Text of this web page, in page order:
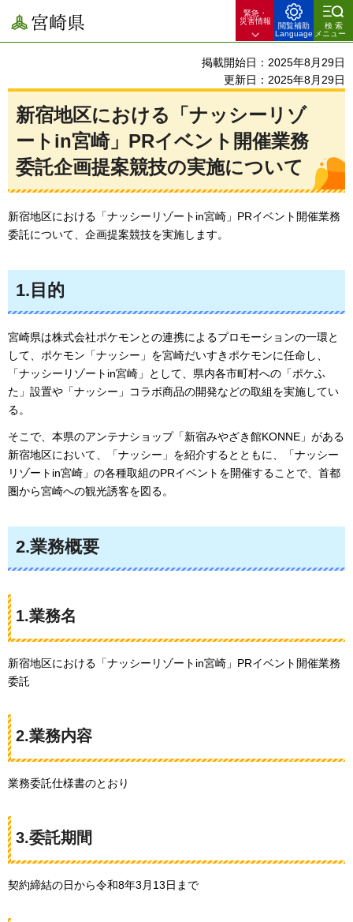
宮崎県
緊急・
災害情報
閲覧補助
Language
検索
メニュー
掲載開始日：2025年8月29日
更新日：2025年8月29日
新宿地区における「ナッシーリゾ
ートin宮崎」PRイベント開催業務
委託企画提案競技の実施について
新宿地区における「ナッシーリゾートin宮崎」PRイベント開催業務
委託について、企画提案競技を実施します。
1.目的
宮崎県は株式会社ポケモンとの連携によるプロモーションの一環と
して、ポケモン「ナッシー」を宮崎だいすきポケモンに任命し、
「ナッシーリゾートin宮崎」として、県内各市町村への「ポケふ
た」設置や「ナッシー」コラボ商品の開発などの取組を実施してい
る。
そこで、本県のアンテナショップ「新宿みやざき館KONNE」がある
新宿地区において、「ナッシー」を紹介するとともに、「ナッシー
リゾートin宮崎」の各種取組のPRイベントを開催することで、首都
圏から宮崎への観光誘客を図る。
2.業務概要
1.業務名
新宿地区における「ナッシーリゾートin宮崎」PRイベント開催業務
委託
2.業務内容
業務委託仕様書のとおり
3.委託期間
契約締結の日から令和8年3月13日まで